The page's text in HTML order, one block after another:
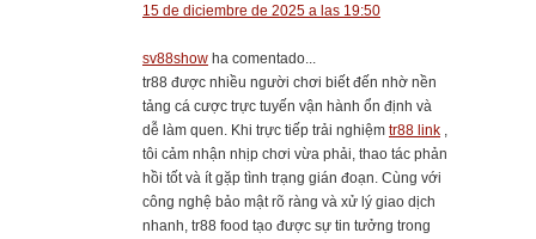
15 de diciembre de 2025 a las 19:50
sv88show ha comentado...
tr88 được nhiều người chơi biết đến nhờ nền
tảng cá cược trực tuyến vận hành ổn định và
dễ làm quen. Khi trực tiếp trải nghiệm tr88 link ,
tôi cảm nhận nhịp chơi vừa phải, thao tác phản
hồi tốt và ít gặp tình trạng gián đoạn. Cùng với
công nghệ bảo mật rõ ràng và xử lý giao dịch
nhanh, tr88 food tạo được sự tin tưởng trong